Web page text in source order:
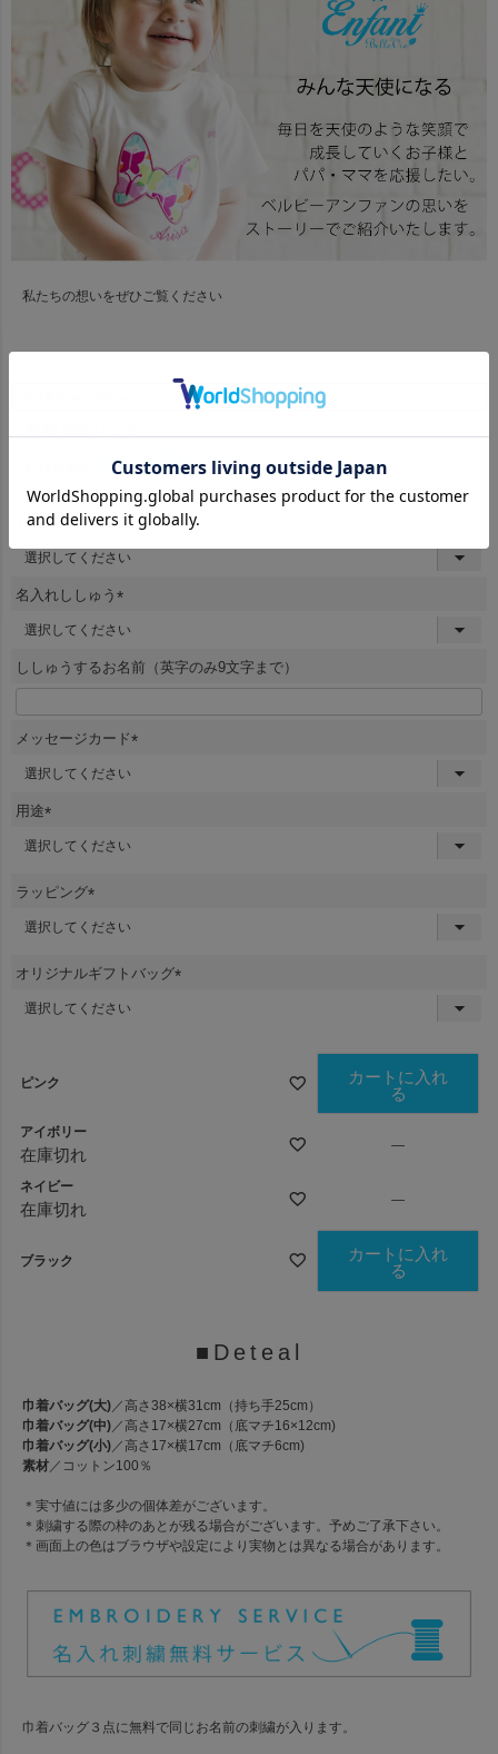
私たちの想いをぜひご覧ください
¥4,536税込
ししゅうデザイン
(
名入れししゅう
須
)
ししゅうするお名前（英字のみ9文字まで）
メッセージカード
用途
(
必
)
ラッピング
必
)
オリジナルギフトバッグ
ピンク
カートに入れ
る
アイボリー
在庫切れ
—
ネイビー
在庫切れ
—
ブラック
カートに入れ
る
■Deteal
巾着バッグ(大) ／高さ38×横31cm（持ち手25cm）
巾着バッグ(中) ／高さ17×横27cm（底マチ16×12cm)
巾着バッグ(小) ／高さ17×横17cm（底マチ6cm)
素材 ／コットン100％
＊実寸値には多少の個体差がございます。
＊刺繍する際の枠のあとが残る場合がございます。予めご了承下さい。
＊画面上の色はブラウザや設定により実物とは異なる場合があります。
巾着バッグ３点に無料で同じお名前の刺繍が入ります。